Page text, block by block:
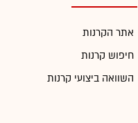
אתר הקרנות
חיפוש קרנות
השוואה ביצועי קרנות